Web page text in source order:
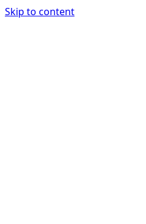
Skip to content